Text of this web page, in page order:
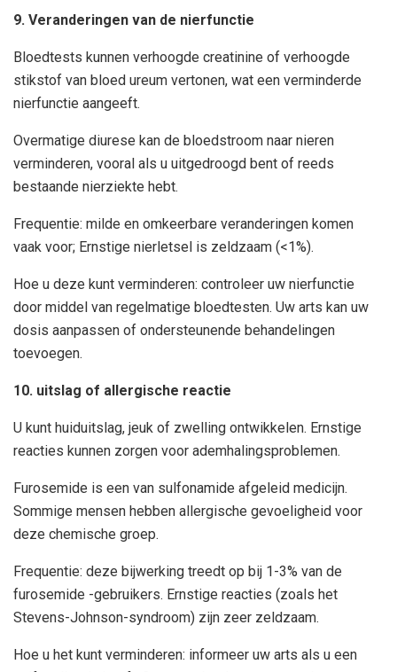
9. Veranderingen van de nierfunctie
Bloedtests kunnen verhoogde creatinine of verhoogde
stikstof van bloed ureum vertonen, wat een verminderde
nierfunctie aangeeft.
Overmatige diurese kan de bloedstroom naar nieren
verminderen, vooral als u uitgedroogd bent of reeds
bestaande nierziekte hebt.
Frequentie: milde en omkeerbare veranderingen komen
vaak voor; Ernstige nierletsel is zeldzaam (<1%).
Hoe u deze kunt verminderen: controleer uw nierfunctie
door middel van regelmatige bloedtesten. Uw arts kan uw
dosis aanpassen of ondersteunende behandelingen
toevoegen.
10. uitslag of allergische reactie
U kunt huiduitslag, jeuk of zwelling ontwikkelen. Ernstige
reacties kunnen zorgen voor ademhalingsproblemen.
Furosemide is een van sulfonamide afgeleid medicijn.
Sommige mensen hebben allergische gevoeligheid voor
deze chemische groep.
Frequentie: deze bijwerking treedt op bij 1-3% van de
furosemide -gebruikers. Ernstige reacties (zoals het
Stevens-Johnson-syndroom) zijn zeer zeldzaam.
Hoe u het kunt verminderen: informeer uw arts als u een